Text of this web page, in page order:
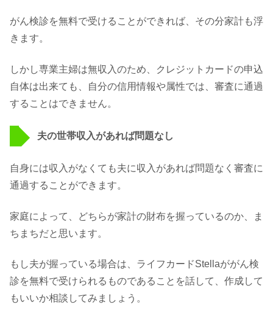
がん検診を無料で受けることができれば、その分家計も浮
きます。
しかし専業主婦は無収入のため、クレジットカードの申込
自体は出来ても、自分の信用情報や属性では、審査に通過
することはできません。
夫の世帯収入があれば問題なし
自身には収入がなくても夫に収入があれば問題なく審査に
通過することができます。
家庭によって、どちらが家計の財布を握っているのか、ま
ちまちだと思います。
もし夫が握っている場合は、ライフカードStellaががん検
診を無料で受けられるものであることを話して、作成して
もいいか相談してみましょう。